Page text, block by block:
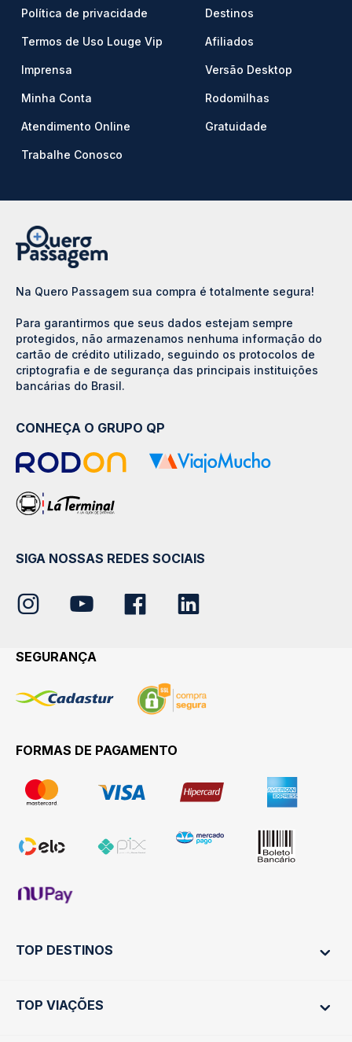
Política de privacidade
Termos de Uso Louge Vip
Imprensa
Minha Conta
Atendimento Online
Trabalhe Conosco
Destinos
Afiliados
Versão Desktop
Rodomilhas
Gratuidade
Na Quero Passagem sua compra é totalmente segura!
Para garantirmos que seus dados estejam sempre
protegidos, não armazenamos nenhuma informação do
cartão de crédito utilizado, seguindo os protocolos de
criptografia e de segurança das principais instituições
bancárias do Brasil.
CONHEÇA O GRUPO QP
SIGA NOSSAS REDES SOCIAIS
SEGURANÇA
FORMAS DE PAGAMENTO
TOP DESTINOS
Ônibus Rio de Janeiro
TOP VIAÇÕES